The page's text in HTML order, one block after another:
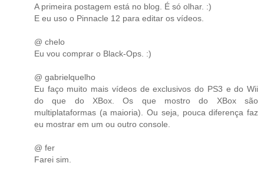
A primeira postagem está no blog. É só olhar. :)
E eu uso o Pinnacle 12 para editar os vídeos.
@ chelo
Eu vou comprar o Black-Ops. :)
@ gabrielquelho
Eu faço muito mais vídeos de exclusivos do PS3 e do Wii
do que do XBox. Os que mostro do XBox são
multiplataformas (a maioria). Ou seja, pouca diferença faz
eu mostrar em um ou outro console.
@ fer
Farei sim.